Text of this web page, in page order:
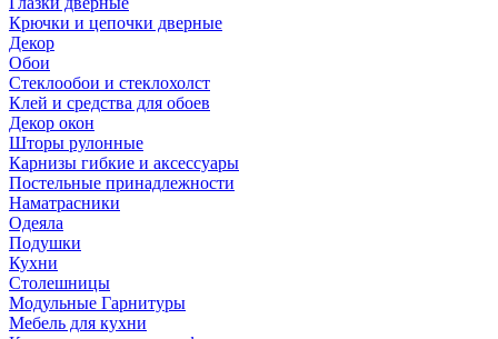
Крючки и цепочки дверные
Декор
Обои
Стеклообои и стеклохолст
Клей и средства для обоев
Декор окон
Шторы рулонные
Карнизы гибкие и аксессуары
Постельные принадлежности
Наматрасники
Одеяла
Подушки
Кухни
Столешницы
Модульные Гарнитуры
Мебель для кухни